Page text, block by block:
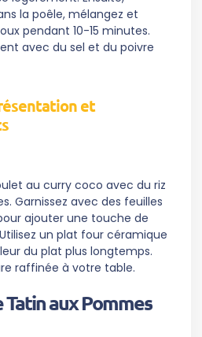
la poêle, mélangez et
pendant 10-15 minutes.
avec du sel et du poivre
et
au curry coco avec du riz
Garnissez avec des feuilles
ajouter une touche de
un plat four céramique
du plat plus longtemps.
raffinée à votre table.
aux Pommes